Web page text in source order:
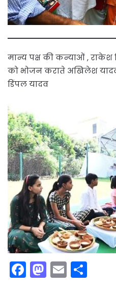
मान्य पक्ष की कन्याओं ,
को भोजन कराते अखिलेश
डिंपल यादव
F M E